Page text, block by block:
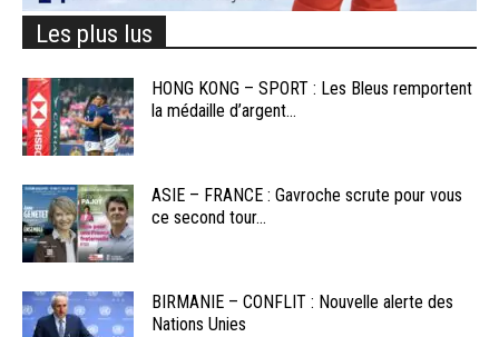
Les plus lus
HONG KONG – SPORT : Les Bleus remportent
la médaille d’argent...
ASIE – FRANCE : Gavroche scrute pour vous
ce second tour...
BIRMANIE – CONFLIT : Nouvelle alerte des
Nations Unies